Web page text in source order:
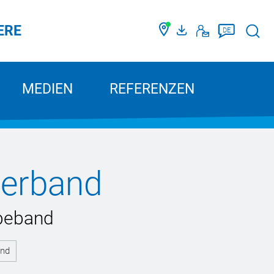
DE
MEDIEN REFERENZEN